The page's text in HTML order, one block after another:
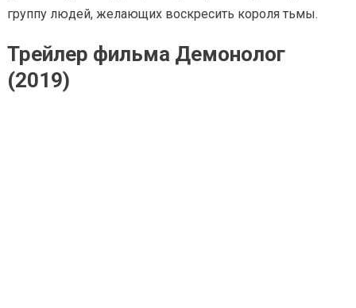
группу людей, желающих воскресить короля тьмы.
Трейлер фильма Демонолог
(2019)